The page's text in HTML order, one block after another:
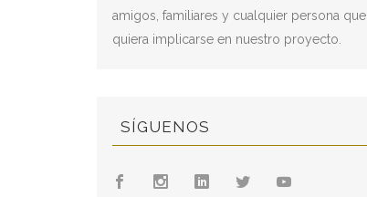
amigos, familiares y cualquier persona que
quiera implicarse en nuestro proyecto.
SÍGUENOS